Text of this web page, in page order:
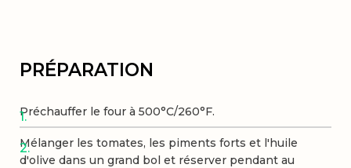
PRÉPARATION
Préchauffer le four à 500°C/260°F.
Mélanger les tomates, les piments forts et l'huile
d'olive dans un grand bol et réserver pendant au